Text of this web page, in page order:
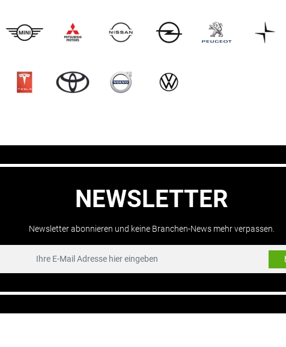
NEWSLETTER
Newsletter abonnieren und keine Branchen-News mehr verpassen.